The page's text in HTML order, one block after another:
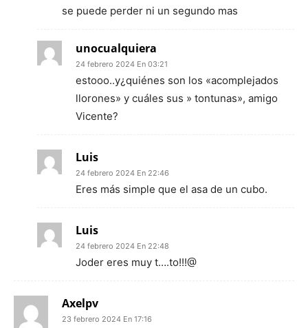
se puede perder ni un segundo mas
unocualquiera
24 febrero 2024 En 03:21
estooo..y¿quiénes son los «acomplejados
llorones» y cuáles sus » tontunas», amigo
Vicente?
Luis
24 febrero 2024 En 22:46
Eres más simple que el asa de un cubo.
Luis
24 febrero 2024 En 22:48
Joder eres muy t….to!!!@
Axelpv
23 febrero 2024 En 17:16